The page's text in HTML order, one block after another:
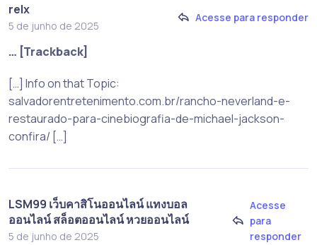
relx
5 de junho de 2025
Acesse para responder
… [Trackback]
[…] Info on that Topic:
salvadorentretenimento.com.br/rancho-neverland-e-
restaurado-para-cinebiografia-de-michael-jackson-
confira/ […]
LSM99 เว็บคาสิโนออนไลน์ แทงบอล
ออนไลน์ สล็อตออนไลน์ หวยออนไลน์
5 de junho de 2025
Acesse
para
responder